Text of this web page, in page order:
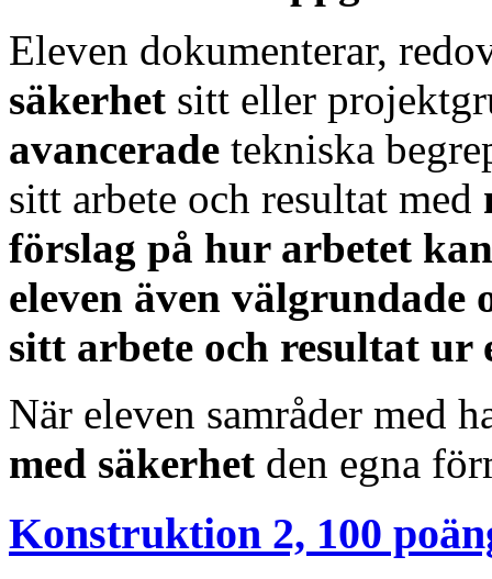
Eleven dokumenterar,
säkerhet sitt eller
avancerade tekniska
sitt arbete och resultat med
förslag på hur arbetet
eleven även välgrundade
sitt arbete och resultat
När eleven samråder med
med säkerhet den egna
Konstruktion 2, 100